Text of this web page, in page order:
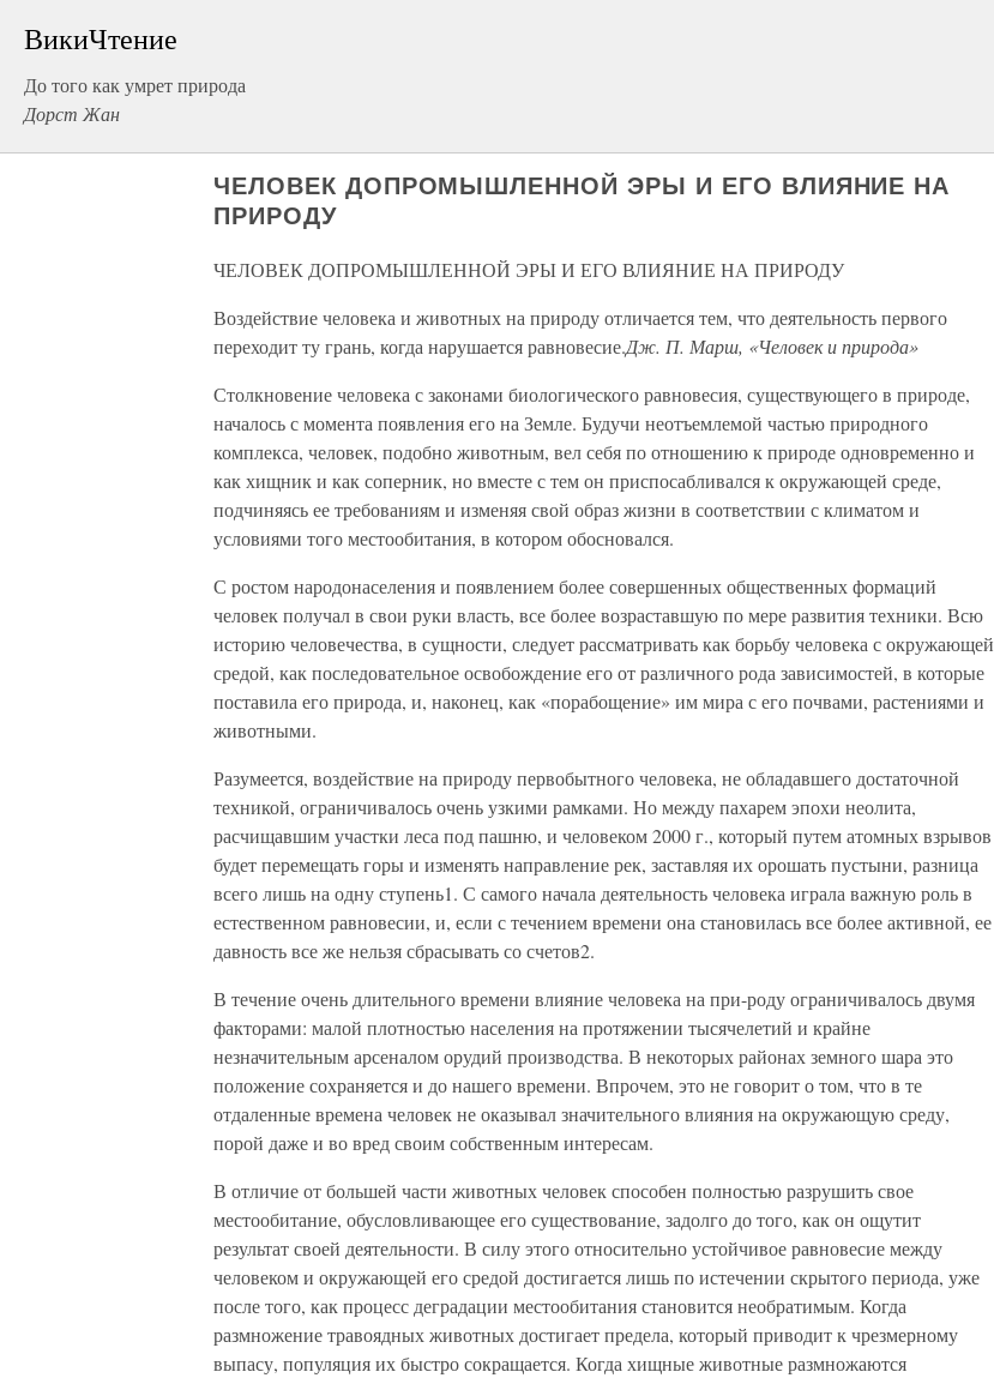
ВикиЧтение
До того как умрет природа
Дорст Жан
ЧЕЛОВЕК ДОПРОМЫШЛЕННОЙ ЭРЫ И ЕГО ВЛИЯНИЕ НА
ПРИРОДУ
ЧЕЛОВЕК ДОПРОМЫШЛЕННОЙ ЭРЫ И ЕГО ВЛИЯНИЕ НА ПРИРОДУ
Воздействие человека и животных на природу отличается тем, что деятельность первого
переходит ту грань, когда нарушается равновесие.Дж. П. Марш, «Человек и природа»
Столкновение человека с законами биологического равновесия, существующего в природе,
началось с момента появления его на Земле. Будучи неотъемлемой частью природного
комплекса, человек, подобно животным, вел себя по отношению к природе одновременно и
как хищник и как соперник, но вместе с тем он приспосабливался к окружающей среде,
подчиняясь ее требованиям и изменяя свой образ жизни в соответствии с климатом и
условиями того местообитания, в котором обосновался.
С ростом народонаселения и появлением более совершенных общественных формаций
человек получал в свои руки власть, все более возраставшую по мере развития техники. Всю
историю человечества, в сущности, следует рассматривать как борьбу человека с окружающей
средой, как последовательное освобождение его от различного рода зависимостей, в которые
поставила его природа, и, наконец, как «порабощение» им мира с его почвами, растениями и
животными.
Разумеется, воздействие на природу первобытного человека, не обладавшего достаточной
техникой, ограничивалось очень узкими рамками. Но между пахарем эпохи неолита,
расчищавшим участки леса под пашню, и человеком 2000 г., который путем атомных взрывов
будет перемещать горы и изменять направление рек, заставляя их орошать пустыни, разница
всего лишь на одну ступень1. С самого начала деятельность человека играла важную роль в
естественном равновесии, и, если с течением времени она становилась все более активной, ее
давность все же нельзя сбрасывать со счетов2.
В течение очень длительного времени влияние человека на при-роду ограничивалось двумя
факторами: малой плотностью населения на протяжении тысячелетий и крайне
незначительным арсеналом орудий производства. В некоторых районах земного шара это
положение сохраняется и до нашего времени. Впрочем, это не говорит о том, что в те
отдаленные времена человек не оказывал значительного влияния на окружающую среду,
порой даже и во вред своим собственным интересам.
В отличие от большей части животных человек способен полностью разрушить свое
местообитание, обусловливающее его существование, задолго до того, как он ощутит
результат своей деятельности. В силу этого относительно устойчивое равновесие между
человеком и окружающей его средой достигается лишь по истечении скрытого периода, уже
после того, как процесс деградации местообитания становится необратимым. Когда
размножение травоядных животных достигает предела, который приводит к чрезмерному
выпасу, популяция их быстро сокращается. Когда хищные животные размножаются